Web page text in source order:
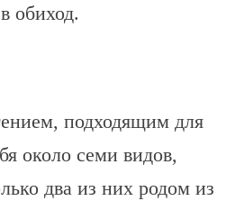
обиход.
подходящим для
около семи видов,
два из них родом из